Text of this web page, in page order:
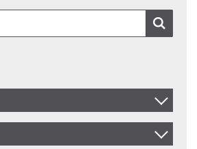
Produkt Nr.